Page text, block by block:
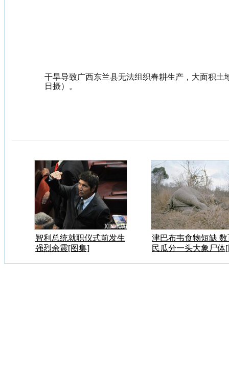
干旱导致广西东兰县无法组织春耕生产，大面积土
日摄）。
智利总统就职仪式前发生
强烈余震[图集]
津巴布韦食物短缺
民瓜分一头大象尸体